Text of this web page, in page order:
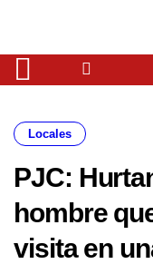
Locales
PJC:
hombre
visita en